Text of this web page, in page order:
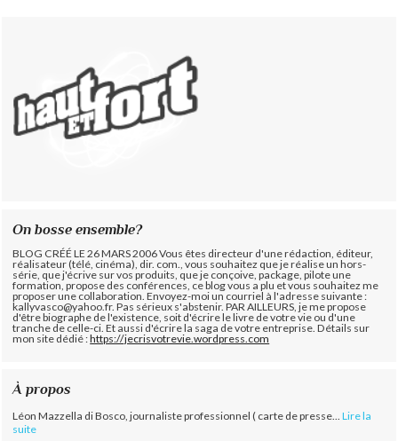
On bosse ensemble?
BLOG CRÉÉ LE 26 MARS 2006 Vous êtes directeur d'une rédaction, éditeur,
réalisateur (télé, cinéma), dir. com., vous souhaitez que je réalise un hors-
série, que j'écrive sur vos produits, que je conçoive, package, pilote une
formation, propose des conférences, ce blog vous a plu et vous souhaitez me
proposer une collaboration. Envoyez-moi un courriel à l'adresse suivante :
kallyvasco@yahoo.fr. Pas sérieux s'abstenir. PAR AILLEURS, je me propose
d'être biographe de l'existence, soit d'écrire le livre de votre vie ou d'une
tranche de celle-ci. Et aussi d'écrire la saga de votre entreprise. Détails sur
mon site dédié :https://jecrisvotrevie.wordpress.com
À propos
Léon Mazzella di Bosco, journaliste professionnel ( carte de presse... Lire la
suite